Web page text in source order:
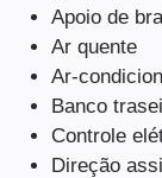
Apoio de
Ar quente
Ar-
Banco
Controle
Direção